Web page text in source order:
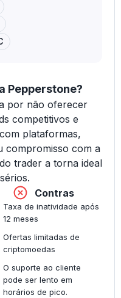
Pepperstone?
por não oferecer
competitivos e
plataformas,
compromisso com a
trader a torna ideal
Contras
Taxa de inatividade após
12 meses
Ofertas limitadas de
criptomoedas
O suporte ao cliente
pode ser lento em
horários de pico.